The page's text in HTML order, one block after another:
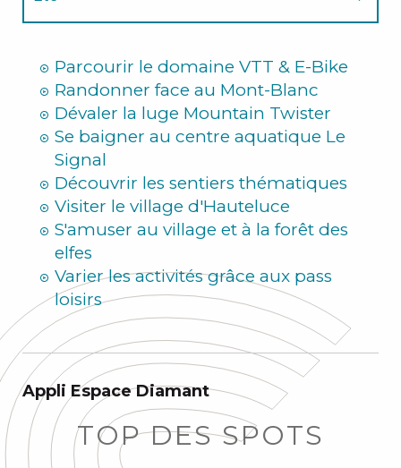
Parcourir le domaine VTT & E-Bike
Randonner face au Mont-Blanc
Dévaler la luge Mountain Twister
Se baigner au centre aquatique Le
Signal
Découvrir les sentiers thématiques
Visiter le village d'Hauteluce
S'amuser au village et à la forêt des
elfes
Varier les activités grâce aux pass
loisirs
Appli Espace Diamant
TOP DES SPOTS